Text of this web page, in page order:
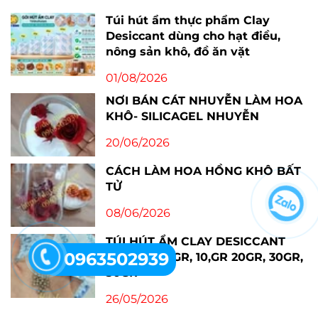
Túi hút ẩm thực phẩm Clay
Desiccant dùng cho hạt điều,
nông sản khô, đồ ăn vặt
01/08/2026
NƠI BÁN CÁT NHUYỄN LÀM HOA
KHÔ- SILICAGEL NHUYỄN
20/06/2026
CÁCH LÀM HOA HỒNG KHÔ BẤT
TỬ
08/06/2026
TÚI HÚT ẨM CLAY DESICCANT
2GR, 3GR, 5GR, 10,GR 20GR, 30GR,
50GR
26/05/2026
0963502939